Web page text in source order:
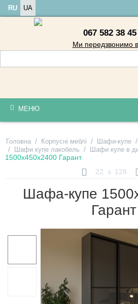
RU UA
067 582 38 45
Ми передзвонимо
МЕНЮ
Головна / Корпусні меблі / Шафи-купе /
/ Шафи купе лакобель / Шафи купе в
1500х450х2400 Гарант
22
з 128
Шафа-купе
Гарант